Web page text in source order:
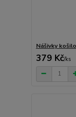
Nášivky
379 Kč/ks